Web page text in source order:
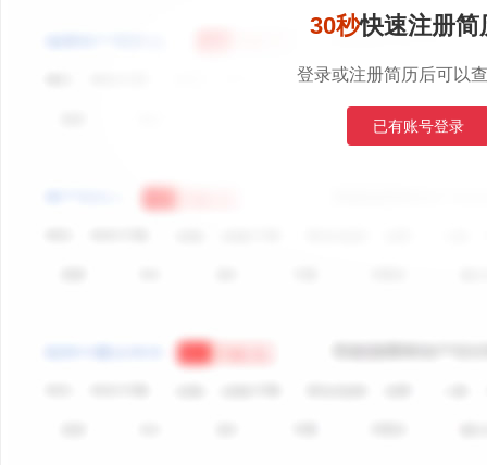
30秒快速注册简
登录或注册简历后可以
已有账号登录